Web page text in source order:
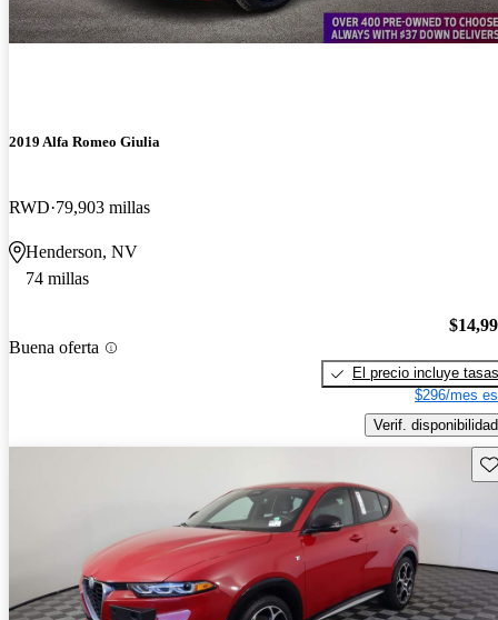
2019 Alfa Romeo Giulia
RWD 79,903 millas
Henderson, NV
74 millas
Buena oferta
El precio incluye tasas
$296/mes
Verif. disponibilidad